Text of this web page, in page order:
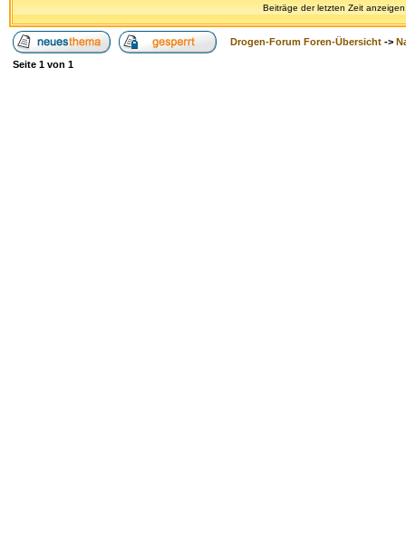
Beiträge der letzten Zeit
Drogen-Forum Foren-Übersicht ->
Seite 1 von 1